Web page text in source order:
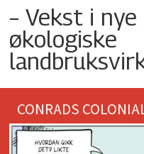
– Vekst i
økologiske
CONRADS